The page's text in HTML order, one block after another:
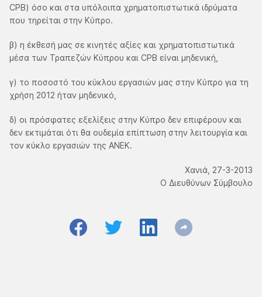
CPB) όσο και στα υπόλοιπα χρηματοπιστωτικά ιδρύματα
που τηρείται στην Κύπρο.
β) η έκθεσή μας σε κινητές αξίες και χρηματοπιστωτικά
μέσα των Τραπεζών Κύπρου και CPB είναι μηδενική,
γ) το ποσοστό του κύκλου εργασιών μας στην Κύπρο για τη
χρήση 2012 ήταν μηδενικό,
δ) οι πρόσφατες εξελίξεις στην Κύπρο δεν επιφέρουν και
δεν εκτιμάται ότι θα ουδεμία επίπτωση στην λειτουργία και
τον κύκλο εργασιών της ΑΝΕΚ.
Χανιά, 27-3-2013
Ο Διευθύνων Σύμβουλο